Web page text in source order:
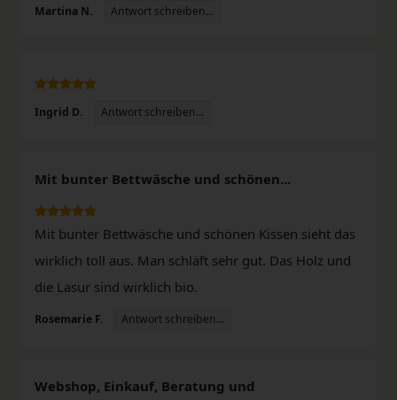
Martina N. Antwort schreiben...
Ingrid D. Antwort schreiben...
Mit bunter Bettwäsche und schönen...
Mit bunter Bettwäsche und schönen Kissen sieht das
wirklich toll aus. Man schläft sehr gut. Das Holz und
die Lasur sind wirklich bio.
Rosemarie F. Antwort schreiben...
Webshop, Einkauf, Beratung und